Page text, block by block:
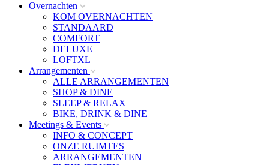
Overnachten
KOM OVERNACHTEN
STANDAARD
COMFORT
DELUXE
LOFTXL
Arrangementen
ALLE ARRANGEMENTEN
SHOP & DINE
SLEEP & RELAX
BIKE, DRINK & DINE
Meetings & Events
INFO & CONCEPT
ONZE RUIMTES
ARRANGEMENTEN